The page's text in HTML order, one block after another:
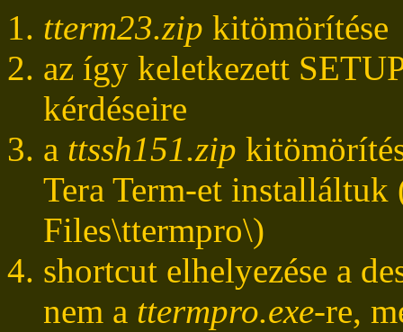
tterm23.zip kitömörítése
az így keletkezett
kérdéseire
a ttssh151.zip
Tera Term-et
Files\ttermpro\)
shortcut elhelyezése a
nem a ttermpro.exe-re,